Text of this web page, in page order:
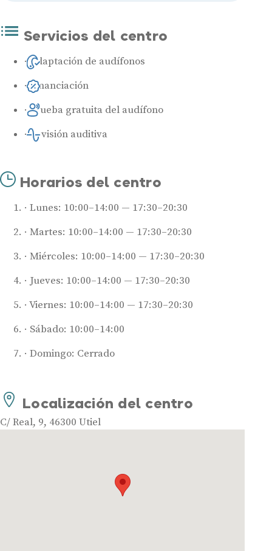
Servicios del centro
Adaptación de audífonos
Financiación
Prueba gratuita del audífono
Revisión auditiva
Horarios del centro
Lunes: 10:00–14:00 — 17:30–20:30
Martes: 10:00–14:00 — 17:30–20:30
Miércoles: 10:00–14:00 — 17:30–20:30
Jueves: 10:00–14:00 — 17:30–20:30
Viernes: 10:00–14:00 — 17:30–20:30
Sábado: 10:00–14:00
Domingo: Cerrado
Localización del centro
C/ Real, 9, 46300 Utiel
Mejores marcas de audífonos
Audífonos baratos
Audífonos inteligentes
Audífonos potentes